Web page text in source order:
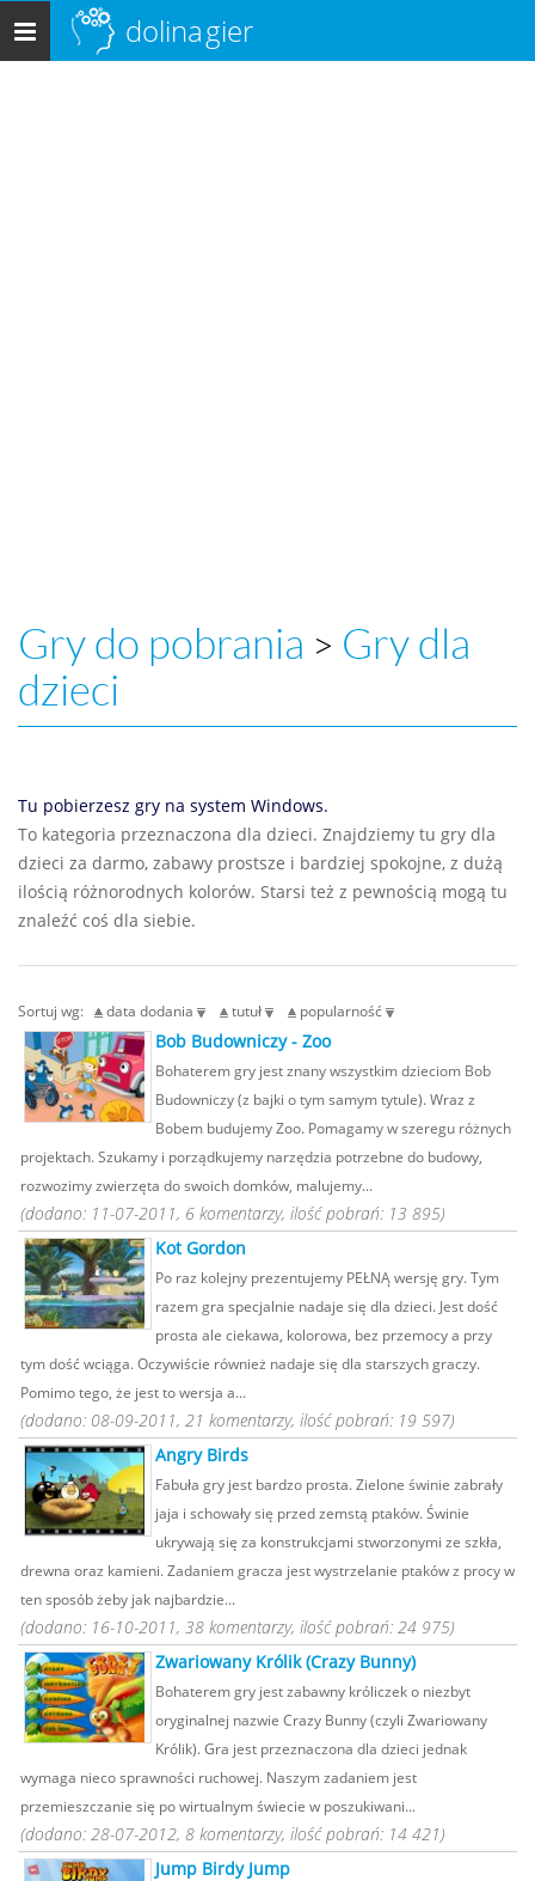
Menu
główne
dolinagier
Gry do pobrania > Gry dla
dzieci
Tu pobierzesz gry na system Windows.
To kategoria przeznaczona dla dzieci. Znajdziemy tu gry dla
dzieci za darmo, zabawy prostsze i bardziej spokojne, z dużą
ilością różnorodnych kolorów. Starsi też z pewnością mogą tu
znaleźć coś dla siebie.
Sortuj wg: data dodania tutuł popularność
Bob Budowniczy - Zoo
Bohaterem gry jest znany wszystkim dzieciom Bob
Budowniczy (z bajki o tym samym tytule). Wraz z
Bobem budujemy Zoo. Pomagamy w szeregu różnych
projektach. Szukamy i porządkujemy narzędzia potrzebne do budowy,
rozwozimy zwierzęta do swoich domków, malujemy...
(dodano: 11-07-2011, 6 komentarzy, ilość pobrań: 13 895)
Kot Gordon
Po raz kolejny prezentujemy PEŁNĄ wersję gry. Tym
razem gra specjalnie nadaje się dla dzieci. Jest dość
prosta ale ciekawa, kolorowa, bez przemocy a przy
tym dość wciąga. Oczywiście również nadaje się dla starszych graczy.
Pomimo tego, że jest to wersja a...
(dodano: 08-09-2011, 21 komentarzy, ilość pobrań: 19 597)
Angry Birds
Fabuła gry jest bardzo prosta. Zielone świnie zabrały
jaja i schowały się przed zemstą ptaków. Świnie
ukrywają się za konstrukcjami stworzonymi ze szkła,
drewna oraz kamieni. Zadaniem gracza jest wystrzelanie ptaków z procy w
ten sposób żeby jak najbardzie...
(dodano: 16-10-2011, 38 komentarzy, ilość pobrań: 24 975)
Zwariowany Królik (Crazy Bunny)
Bohaterem gry jest zabawny króliczek o niezbyt
oryginalnej nazwie Crazy Bunny (czyli Zwariowany
Królik). Gra jest przeznaczona dla dzieci jednak
wymaga nieco sprawności ruchowej. Naszym zadaniem jest
przemieszczanie się po wirtualnym świecie w poszukiwani...
(dodano: 28-07-2012, 8 komentarzy, ilość pobrań: 14 421)
Jump Birdy Jump